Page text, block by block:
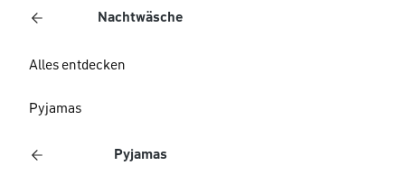
Nachtwäsche
Alles entdecken
Pyjamas
Pyjamas